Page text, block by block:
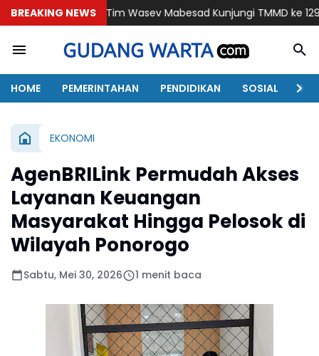
BREAKING NEWS
Tim Wasev Mabesad Kunjungi TMMD ke 129 Bulu Lor
HOME PEMERINTAHAN PENDIDIKAN SOSIAL
EKONOMI
AgenBRILink Permudah Akses
Layanan Keuangan
Masyarakat Hingga Pelosok di
Wilayah Ponorogo
Sabtu, Mei 30, 2026 1 menit baca